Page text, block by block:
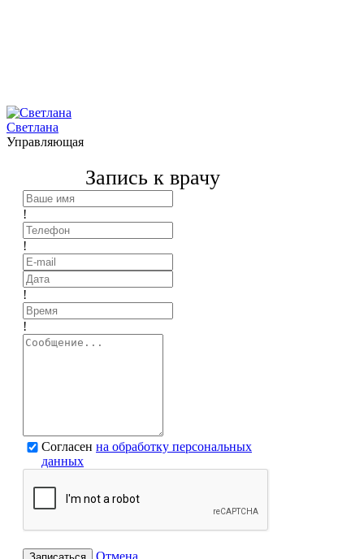
Светлана
Управляющая
Запись к врачу
!
!
!
!
Согласен на обработку персональных
данных